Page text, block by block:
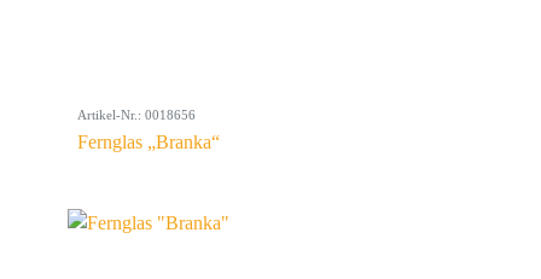
Artikel-Nr.: 0018656
Fernglas „Branka“